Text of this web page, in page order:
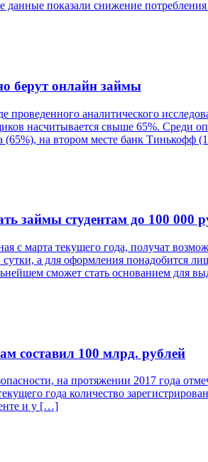
данные показали снижение
берут онлайн займы
аналитического
насчитывается свыше 65%. Среди
(65%), на втором месте банк
займы студентам до 100 000
с марта текущего года, получат
сутки, а для оформления
сможет стать основанием для
составил 100 млрд. рублей
на протяжении 2017 года
года количество
и у […]